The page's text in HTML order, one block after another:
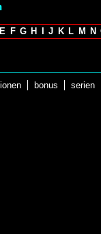
E F G H J K L M N
bonus serien